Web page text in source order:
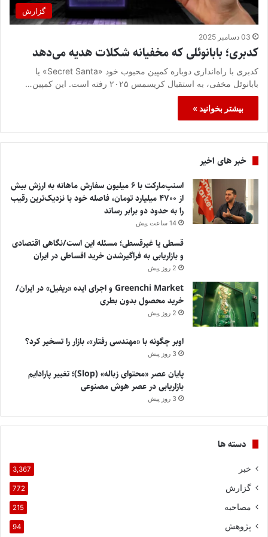
گزارش
03 دسامبر 2025
کدبری؛ بابانوئلی که مخفیانه شکلات هدیه می‌دهد
کدبری با راه‌اندازی دوباره کمپین محبوب خود «Secret Santa» یا
بابانوئل مخفی، به استقبال کریسمس ۲۰۲۵ رفته است. این کمپین…
بیشتر بخوانید »
خبر های اخیر
اسنپ‌مارکت با ۶ میلیون سفارش ماهانه به ارزش بیش
از ۴۷۰۰ میلیارد تومان، فاصله خود با نزدیک‌ترین رقیب
را به حدود دو برابر رساند
14 ساعت پیش
قسطی یا غیرقسطی؛ مسئله این است/نگاهی اقتصادی
و بازاریابی به فراگیرشدن خرید اقساطی در ایران
2 روز پیش
Greenchi Market و اجرای ایده «ریفیل» در ایران/
خرید محصول بدون بطری
2 روز پیش
اوبر چگونه با «مهندسی رفتار»، بازار را تسخیر کرد؟
3 روز پیش
پایان عصر «محتوای زباله» (Slop)؛ تغییر پارادایم
بازاریابی در عصر هوش مصنوعی
3 روز پیش
دسته ها
خبر 3,367
گزارش 772
مصاحبه 215
پژوهش 94